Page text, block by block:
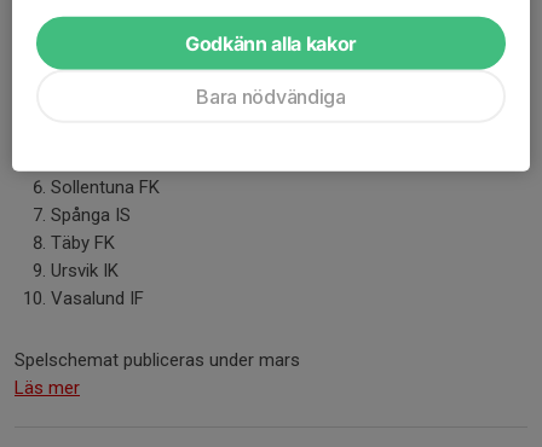
Apollon Solna FK
Bele Barkaby FF
Sollentuna FK
Spånga IS
Täby FK
Ursvik IK
Vasalund IF
Spelschemat publiceras under mars
Läs mer
Godkänn alla kakor
Bara nödvändiga